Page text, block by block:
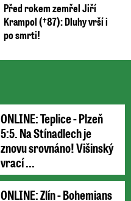
Před rokem zemřel Jiří
Krampol (†87): Dluhy vrší i
po smrti!
ONLINE: Teplice - Plzeň
5:5. Na Stínadlech je
znovu srovnáno! Višinský
vrací ...
ONLINE: Zlín - Bohemians